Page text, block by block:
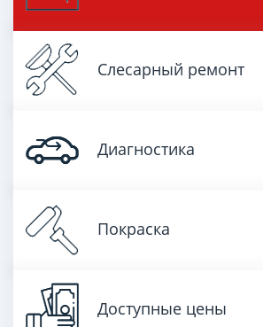
Слесарный ремонт
Диагностика
Покраска
Доступные цены